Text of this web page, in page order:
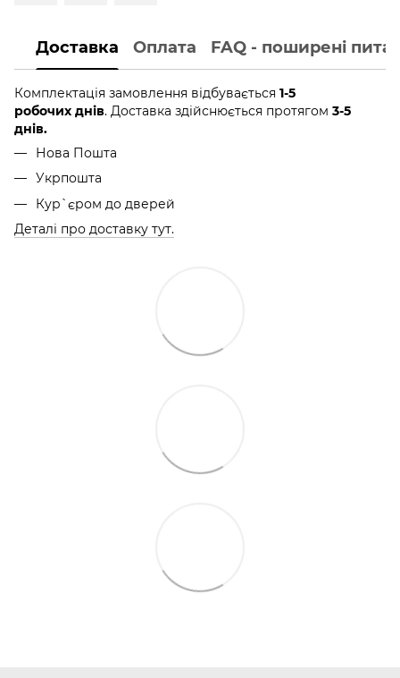
Доставка Оплата FAQ - поширені
Комплектація замовлення відбувається 1-5
робочих днів. Доставка здійснюється протягом 3-5
днів.
Нова Пошта
Укрпошта
Кур`єром до дверей
Деталі про доставку тут.